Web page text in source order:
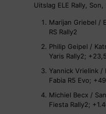
Uitslag ELE Rally,
Marijan Griebel /
RS Rally2
Philip Geipel /
Yaris Rally2; +23,5
Yannick Vrielink /
Fabia R5 Evo;
Michiel Becx /
Fiesta Rally2;